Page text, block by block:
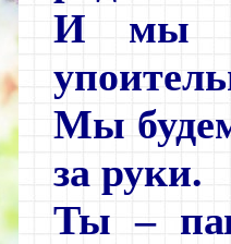
И мы в
Мы
за руки.
Ты –